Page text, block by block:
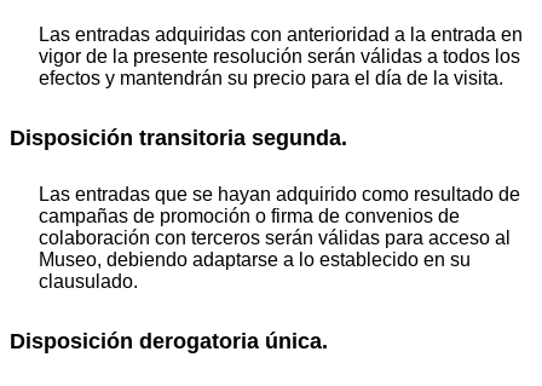
Las entradas adquiridas con anterioridad a la entrada en
vigor de la presente resolución serán válidas a todos los
efectos y mantendrán su precio para el día de la visita.
Disposición transitoria segunda.
Las entradas que se hayan adquirido como resultado de
campañas de promoción o firma de convenios de
colaboración con terceros serán válidas para acceso al
Museo, debiendo adaptarse a lo establecido en su
clausulado.
Disposición derogatoria única.